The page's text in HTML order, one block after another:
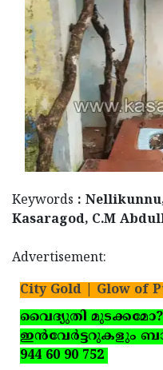
Keywords :
Kasaragod, C.M
Advertisement:
City Gold | Glow of
വൈദ്യുതി
ഇന്‍വേര്‍ട്ടറുകളും
944 60 90 752